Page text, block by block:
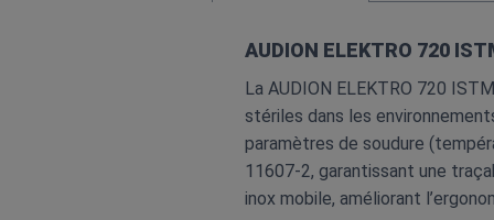
AUDION ELEKTRO 720
La AUDION ELEKTRO 720
stériles dans les
paramètres de soudure
11607‑2, garantissant une
inox mobile, améliorant